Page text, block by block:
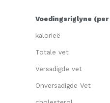
Voedingsriglyne
kalorieë
Totale vet
Versadigde vet
Onversadigde Vet